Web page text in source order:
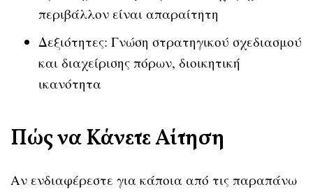
περιβάλλον είναι απαραίτητη
Δεξιότητες: Γνώση στρατηγικού σχεδιασμού
και διαχείρισης πόρων, διοικητική
ικανότητα
Πώς να Κάνετε Αίτηση
Αν ενδιαφέρεστε για κάποια από τις παραπάνω